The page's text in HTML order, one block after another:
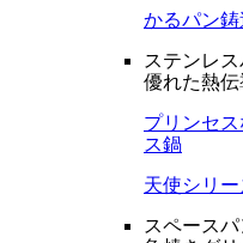
かるパン鋳
ステンレ
優れた熱
プリンセ
ス鍋
天使シリー
スペースパ